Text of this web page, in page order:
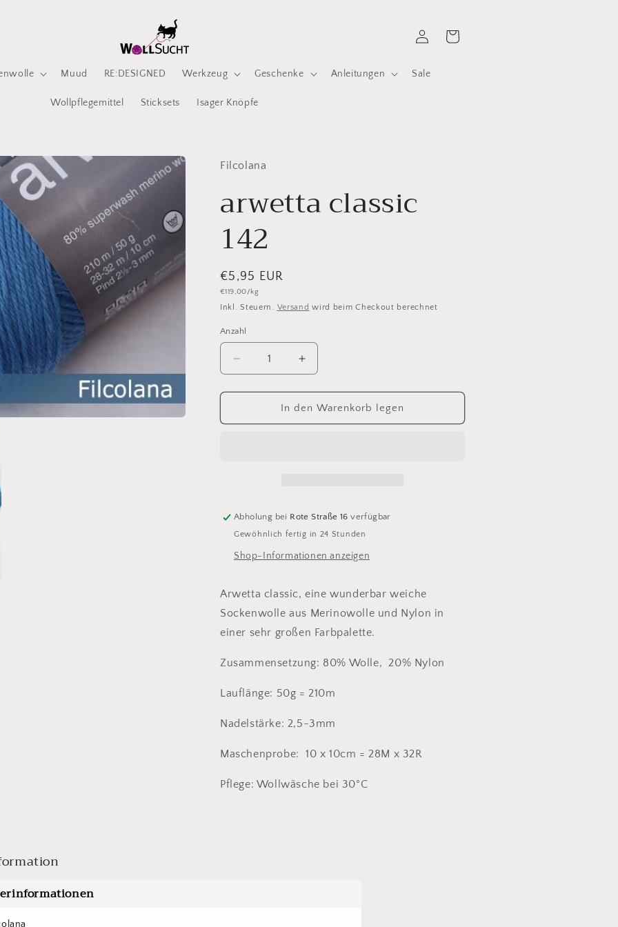
Muud RE:DESIGNED Werkzeug Geschenke Anleitungen Sale
Wollpflegemittel Sticksets Isager Knöpfe
EinloggenWarenkorb
Filcolana
arwetta classic
142
Normaler
Preis
€5,95 EUR
Grundpreis
€119,00/kg
Inkl. Steuern. Versand wird beim Checkout berechnet
Anzahl
Anzahl
Verringere
die
Menge
arwetta
Erhöhe
die
Menge
für
arwetta
In den Warenkorb legen
Abholung bei Rote Straße 16 verfügbar
Gewöhnlich fertig in 24 Stunden
Shop-Informationen anzeigen
Arwetta classic, eine wunderbar weiche
Sockenwolle aus Merinowolle und Nylon in
einer sehr großen Farbpalette.
Zusammensetzung: 80% Wolle, 20% Nylon
Lauflänge: 50g = 210m
Nadelstärke: 2,5-3mm
Maschenprobe: 10 x 10cm = 28M x 32R
Pflege: Wollwäsche bei 30°C